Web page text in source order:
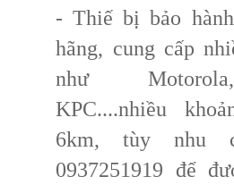
- Thiế bị bảo
hãng, cung cấp
như
KPC....nhiều
6km, tùy nhu
0937251919 để